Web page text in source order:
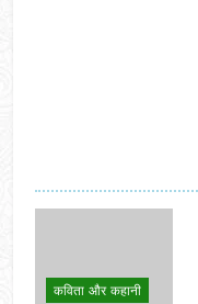
कविता और कहानी